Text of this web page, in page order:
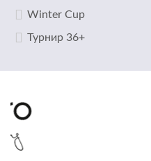
Winter Cup
Турнир 36+